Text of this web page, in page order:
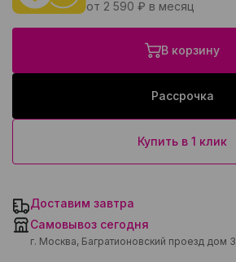
от 2 590 ₽ в месяц
В корзину
Рассрочка
Купить в 1 клик
Доставим завтра
Самовывоз сегодня
г. Москва, Багратионовский проезд дом 3